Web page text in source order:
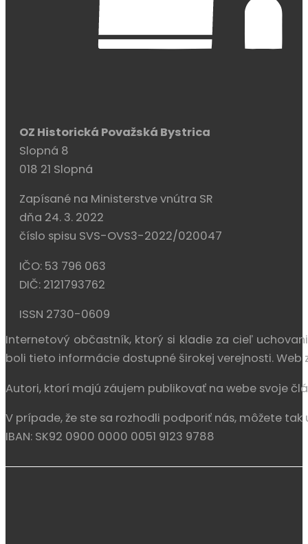
OZ Historická Považská Bystrica
Slopná 8
018 21 Slopná
Zapísané na Ministerstve vnútra SR
dňa 24. 3. 2022
číslo spisu SVS-OVS3-2022/020047
IČO: 53 796 063
DIČ: 2121793762
ISSN 2730-0609
Internetový občastník, ktorý si kladie za cieľ
boli tieto informácie dostupné širokej verejnosti. Web
Autori, ktorí majú záujem publikovať na webe svoje
V prípade, že ste sa rozhodli podporiť nás, môžete tak
IBAN: SK92 0900 0000 0051 9123 9788